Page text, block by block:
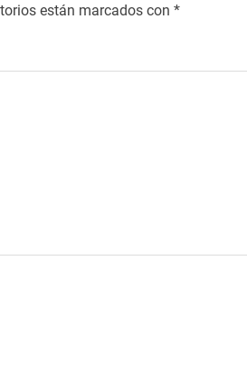
están marcados con *